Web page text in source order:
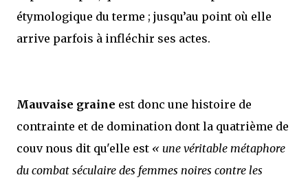
étymologique du terme ; jusqu’au point où elle
arrive parfois à infléchir ses actes.
Mauvaise graine est donc une histoire de
contrainte et de domination dont la quatrième de
couv nous dit qu'elle est « une véritable métaphore
du combat séculaire des femmes noires contre les